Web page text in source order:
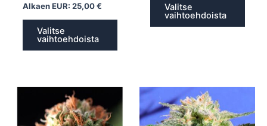
Alkaen EUR: 25,00€
Valitse
vaihtoehdoista
Valitse
vaihtoehdoista
tuotteella
on
on